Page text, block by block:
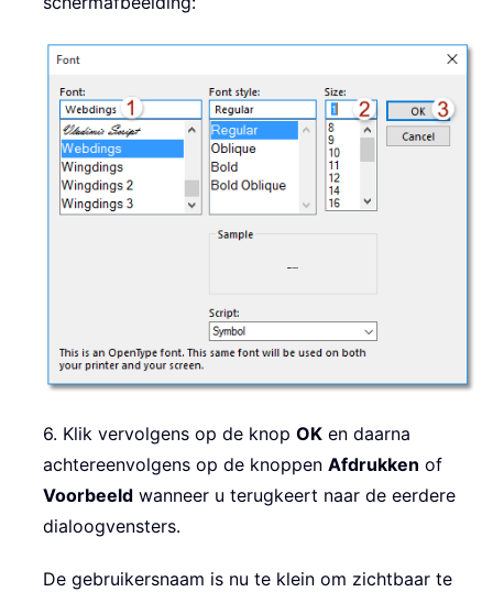
6. Klik vervolgens op de knop OK en daarna
achtereenvolgens op de knoppen Afdrukken of
Voorbeeld wanneer u terugkeert naar de eerdere
dialoogvensters.
De gebruikersnaam is nu te klein om zichtbaar te